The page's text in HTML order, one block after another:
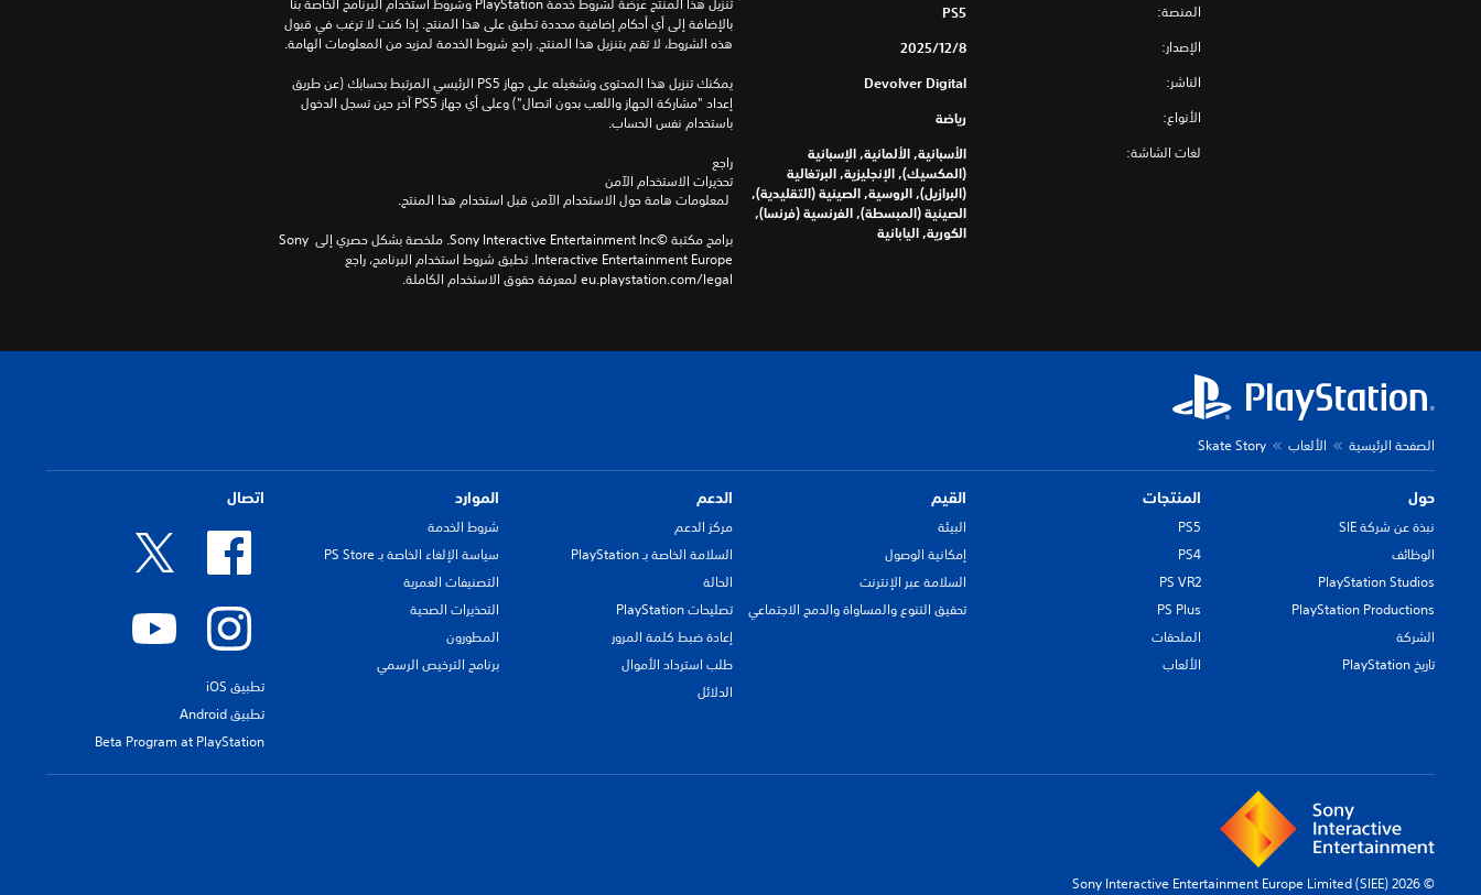
المنصة: PS5
الإصدار: 8‏/12‏/2025
الناشر: Devolver Digital
الأنواع: رياضة
لغات الشاشة:
الأسبانية, الألمانية, الإسبانية
(المكسيك), الإنجليزية, البرتغالية
(البرازيل), الروسية, الصينية (التقليدية),
الصينية (المبسطة), الفرنسية (فرنسا),
الكورية, اليابانية
بالإضافة إلى أي أحكام إضافية محددة تطبق على هذا المنتج. إذا كنت لا ترغب في قبول
هذه الشروط، لا تقم بتنزيل هذا المنتج. راجع شروط الخدمة لمزيد من المعلومات الهامة.
يمكنك تنزيل هذا المحتوى وتشغيله على جهاز PS5 الرئيسي المرتبط بحسابك (عن طريق
إعداد "مشاركة الجهاز واللعب بدون اتصال") وعلى أي جهاز PS5 آخر حين تسجل الدخول
باستخدام نفس الحساب.
راجع
تحذيرات الاستخدام الآمن
برامج مكتبة ©Sony Interactive Entertainment Inc. ملخصة بشكل حصري إلى Sony
eu.playstation.com/legal لمعرفة حقوق الاستخدام الكاملة.
الصفحة الرئيسية الألعاب Skate Story
حول
نبذة عن شركة SIE
الوظائف
PlayStation Studios
PlayStation Productions
الشركة
تاريخ PlayStation
المنتجات
PS5
PS4
PS VR2
PS Plus
الملحقات
الألعاب
القيم
البيئة
إمكانية الوصول
السلامة عبر الإنترنت
تحقيق التنوع والمساواة والدمج الاجتماعي
الدعم
مركز الدعم
السلامة الخاصة بـ PlayStation
الحالة
تصليحات PlayStation
إعادة ضبط كلمة المرور
طلب استرداد الأموال
الدلائل
الموارد
شروط الخدمة
سياسة الإلغاء الخاصة بـ PS Store
التصنيفات العمرية
التحذيرات الصحية
المطورون
برنامج الترخيص الرسمي
اتصال
تطبيق iOS
تطبيق Android
Beta Program at PlayStation
© 2026 Sony Interactive Entertainment Europe Limited (SIEE)